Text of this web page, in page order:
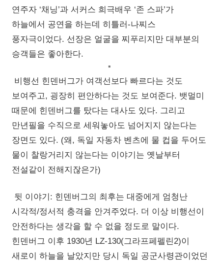
연주자 ‘채닝’과 서커스 희극배우 ‘존 스파’가
하늘에서 공연을 하는데 히틀러-나찌스
풍자극이었다. 선장은 얼굴을 찌푸리지만 대부분의
승객들은 좋아한다.
비행선 힌덴버그가 여객선보다 빠르다는 것도
보여주고, 굉장히 편안하다는 것도 보여준다. 뱃멀미
때문에 힌덴버그를 탔다는 대사도 있다. 그리고
만년필을 수직으로 세워놓아도 넘어지지 않는다는
장면도 있다. (왜, 독일 자동차 벤츠에 물 컵을 두어도
물이 찰랑거리지 않는다는 이야기는 옛날부터
전설같이 전해지잖은가)
뒷 이야기: 힌덴버그의 최후는 대중에게 엄청난
시각적/정서적 충격을 안겨주었다. 더 이상 비행선이
안전하다는 생각을 할 수 없을 정도로 말이다.
힌덴버그 이후 1930년 LZ-130(그라프페펠린2)이
새로이 하늘을 날았지만 당시 독일 공군사령관이었던